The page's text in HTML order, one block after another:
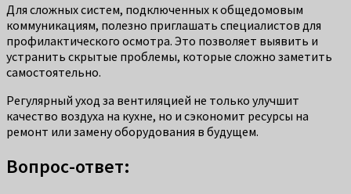
Для сложных систем, подключенных к общедомовым
коммуникациям, полезно приглашать специалистов для
профилактического осмотра. Это позволяет выявить и
устранить скрытые проблемы, которые сложно заметить
самостоятельно.
Регулярный уход за вентиляцией не только улучшит
качество воздуха на кухне, но и сэкономит ресурсы на
ремонт или замену оборудования в будущем.
Вопрос-ответ: